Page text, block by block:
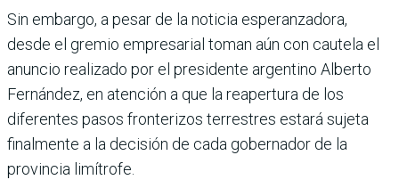
Sin embargo, a pesar de la noticia esperanzadora,
desde el gremio empresarial toman aún con cautela el
anuncio realizado por el presidente argentino Alberto
Fernández, en atención a que la reapertura de los
diferentes pasos fronterizos terrestres estará sujeta
finalmente a la decisión de cada gobernador de la
provincia limítrofe.